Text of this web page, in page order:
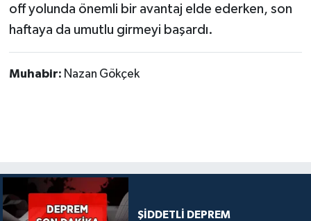
off yolunda önemli bir avantaj elde ederken, son
haftaya da umutlu girmeyi başardı.
Muhabir: Nazan Gökçek
ŞİDDETLİ DEPREM